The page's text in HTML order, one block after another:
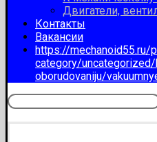
Двигатели,
Контакты
Вакансии
https://mechanoid55.ru/
category/
oborudovaniju/